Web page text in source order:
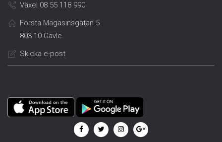
Växel 08 55 118 990
Första Magasinsgatan 5
803 10 Gävle
Skicka e-post